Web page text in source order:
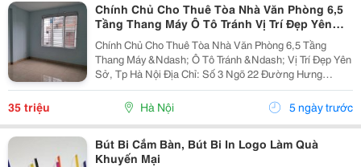
Chính Chủ Cho Thuê Tòa Nhà Văn Phòng 6,5
Tầng Thang Máy Ô Tô Tránh Vị Trí Đẹp Yên
Sở, Tp Hà Nội
Chính Chủ Cho Thuê Tòa Nhà Văn Phòng 6,5 Tầng
Thang Máy &Ndash; Ô Tô Tránh &Ndash; Vị Trí Đẹp Yên
Sở, Tp Hà Nội Địa Chỉ: Số 3 Ngõ 22 Đường Hưng
Thịnh, Phường Yên Sở, Hà Nội (Quận Hoàng Mai Cũ),
Hn Diện Tích: 60M2 Giá Cho Thuê: 35 Triệu/ Tháng...
35 triệu Hà Nội 5 ngày trước
Bút Bi Cắm Bàn, Bút Bi In Logo Làm Quà
Khuyến Mại